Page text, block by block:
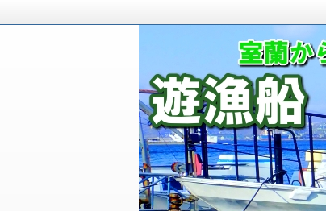
室蘭 遊漁船
室蘭から出港している釣り船
ゲットとし、お客様に満足頂